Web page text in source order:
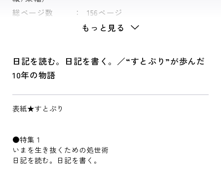
総ページ数 156ページ
もっと見る
日記を読む。日記を書く。／“すとぷり”が歩んだ
10年の物語
表紙★すとぷり
●特集１
いまを生き抜くための処世術
日記を読む。日記を書く。